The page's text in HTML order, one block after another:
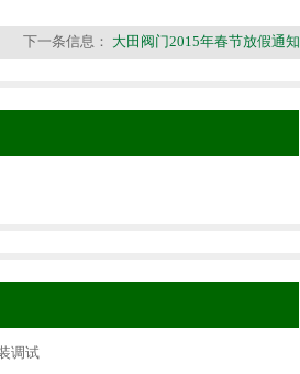
下一条信息： 大田阀门2015年春节放假通知
调试